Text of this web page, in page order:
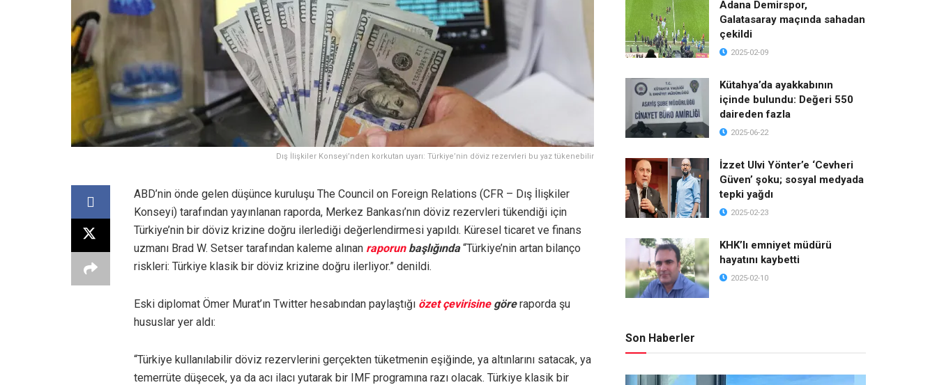
Dış İlişkiler Konseyi’nden korkutan uyarı: Türkiye’nin döviz rezervleri bu yaz tükenebilir
ABD’nin önde gelen düşünce kuruluşu The Council on Foreign Relations (CFR – Dış İlişkiler
Konseyi) tarafından yayınlanan raporda, Merkez Bankası’nın döviz rezervleri tükendiği için
Türkiye’nin bir döviz krizine doğru ilerlediği değerlendirmesi yapıldı. Küresel ticaret ve finans
uzmanı Brad W. Setser tarafından kaleme alınan raporunbaşlığında“Türkiye’nin artan bilanço
riskleri: Türkiye klasik bir döviz krizine doğru ilerliyor.” denildi.
Eski diplomat Ömer Murat’ın Twitter hesabından paylaştığı özet çevirisinegöreraporda şu
hususlar yer aldı:
“Türkiye kullanılabilir döviz rezervlerini gerçekten tüketmenin eşiğinde, ya altınlarını satacak, ya
temerrüte düşecek, ya da acı ilacı yutarak bir IMF programına razı olacak. Türkiye klasik bir
Adana Demirspor,
Galatasaray maçında sahadan
çekildi
2025-02-09
Kütahya’da ayakkabının
içinde bulundu: Değeri 550
daireden fazla
2025-06-22
İzzet Ulvi Yönter’e ‘Cevheri
Güven’ şoku; sosyal medyada
tepki yağdı
2025-02-23
KHK’lı emniyet müdürü
hayatını kaybetti
2025-02-10
Son Haberler